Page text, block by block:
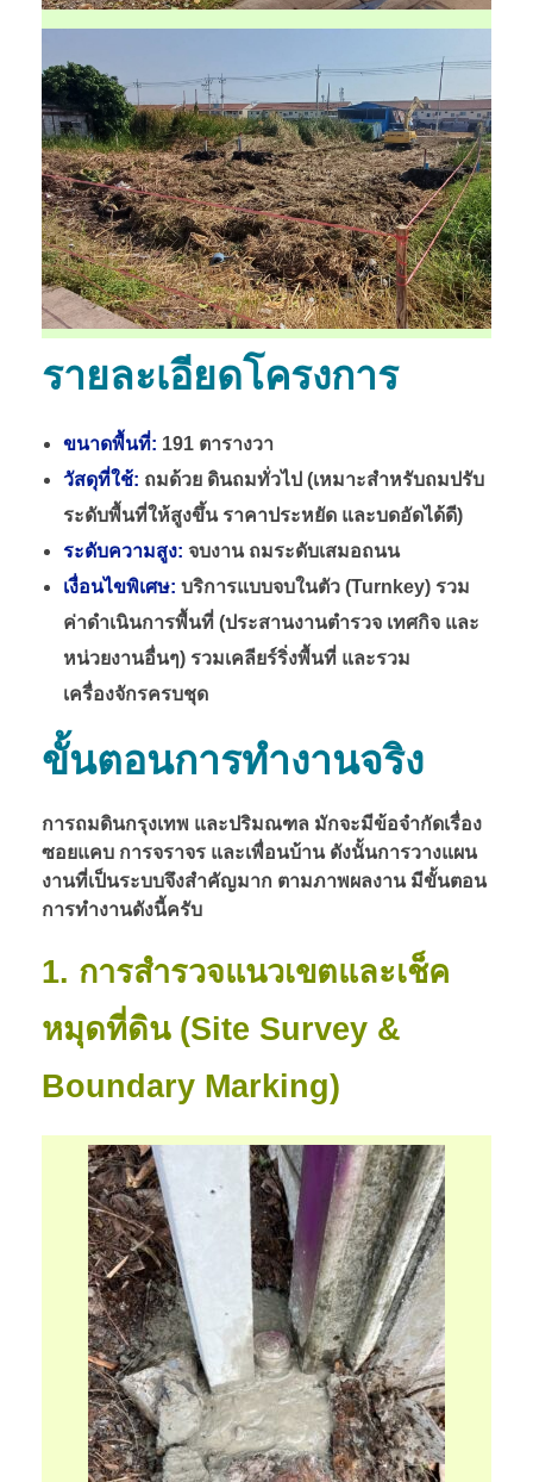
รายละเอียดโครงการ
ขนาดพื้นที่: 191 ตารางวา
วัสดุที่ใช้: ถมด้วย ดินถมทั่วไป (เหมาะสำหรับถมปรับ
ระดับพื้นที่ให้สูงขึ้น ราคาประหยัด และบดอัดได้ดี)
ระดับความสูง: จบงาน ถมระดับเสมอถนน
เงื่อนไขพิเศษ: บริการแบบจบในตัว (Turnkey) รวม
ค่าดำเนินการพื้นที่ (ประสานงานตำรวจ เทศกิจ และ
หน่วยงานอื่นๆ) รวมเคลียร์ริ่งพื้นที่ และรวม
เครื่องจักรครบชุด
ขั้นตอนการทำงานจริง
การถมดินกรุงเทพ และปริมณฑล มักจะมีข้อจำกัดเรื่อง
ซอยแคบ การจราจร และเพื่อนบ้าน ดังนั้นการวางแผน
งานที่เป็นระบบจึงสำคัญมาก ตามภาพผลงาน มีขั้นตอน
การทำงานดังนี้ครับ
1. การสำรวจแนวเขตและเช็ค
หมุดที่ดิน (Site Survey &
Boundary Marking)